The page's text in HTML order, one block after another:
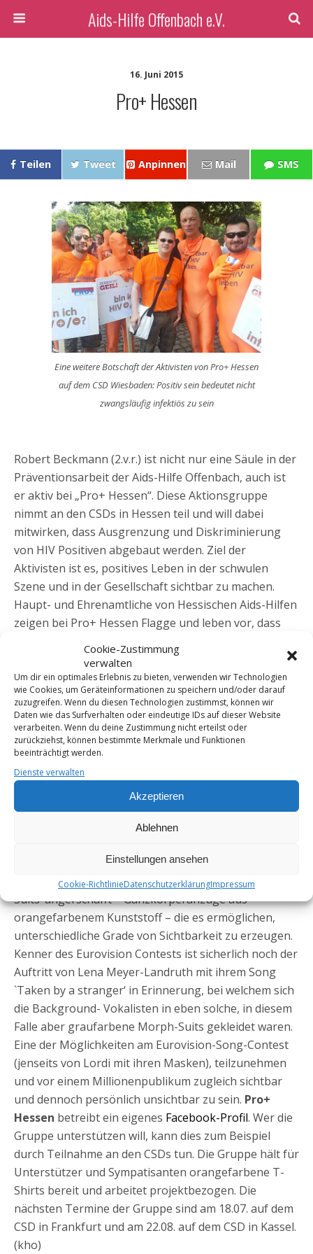
Cookie-Zustimmung
verwalten
Um dir ein optimales Erlebnis zu bieten, verwenden wir Technologien
wie Cookies, um Geräteinformationen zu speichern und/oder darauf
zuzugreifen. Wenn du diesen Technologien zustimmst, können wir
Daten wie das Surfverhalten oder eindeutige IDs auf dieser Website
verarbeiten. Wenn du deine Zustimmung nicht erteilst oder
zurückziehst, können bestimmte Merkmale und Funktionen
beeinträchtigt werden.
Dienste verwalten
Akzeptieren
Ablehnen
Einstellungen ansehen
Cookie-RichtlinieDatenschutzerklärungImpressum
Aids-Hilfe Offenbach e.V.
16. Juni 2015
Pro+ Hessen
Teilen Tweet Anpinnen Mail SMS
Eine weitere Botschaft der Aktivisten von Pro+ Hessen
auf dem CSD Wiesbaden: Positiv sein bedeutet nicht
zwangsläufig infektiös zu sein
Robert Beckmann (2.v.r.) ist nicht nur eine Säule in der
Präventionsarbeit der Aids-Hilfe Offenbach, auch ist
er aktiv bei „Pro+ Hessen“. Diese Aktionsgruppe
nimmt an den CSDs in Hessen teil und will dabei
mitwirken, dass Ausgrenzung und Diskriminierung
von HIV Positiven abgebaut werden. Ziel der
Aktivisten ist es, positives Leben in der schwulen
Szene und in der Gesellschaft sichtbar zu machen.
Haupt- und Ehrenamtliche von Hessischen Aids-Hilfen
zeigen bei Pro+ Hessen Flagge und leben vor, dass
Für die CSD Teilnahme wurden sogenannte ‚Morph-
Suits‘ angerschafft – Ganzkörperanzüge aus
orangefarbenem Kunststoff – die es ermöglichen,
unterschiedliche Grade von Sichtbarkeit zu erzeugen.
Kenner des Eurovision Contests ist sicherlich noch der
Auftritt von Lena Meyer-Landruth mit ihrem Song
`Taken by a stranger‘ in Erinnerung, bei welchem sich
die Background- Vokalisten in eben solche, in diesem
Falle aber graufarbene Morph-Suits gekleidet waren.
Eine der Möglichkeiten am Eurovision-Song-Contest
(jenseits von Lordi mit ihren Masken), teilzunehmen
und vor einem Millionenpublikum zugleich sichtbar
und dennoch persönlich unsichtbar zu sein. Pro+
Hessen betreibt ein eigenes Facebook-Profil. Wer die
Gruppe unterstützen will, kann dies zum Beispiel
durch Teilnahme an den CSDs tun. Die Gruppe hält für
Unterstützer und Sympatisanten orangefarbene T-
Shirts bereit und arbeitet projektbezogen. Die
nächsten Termine der Gruppe sind am 18.07. auf dem
CSD in Frankfurt und am 22.08. auf dem CSD in Kassel.
(kho)